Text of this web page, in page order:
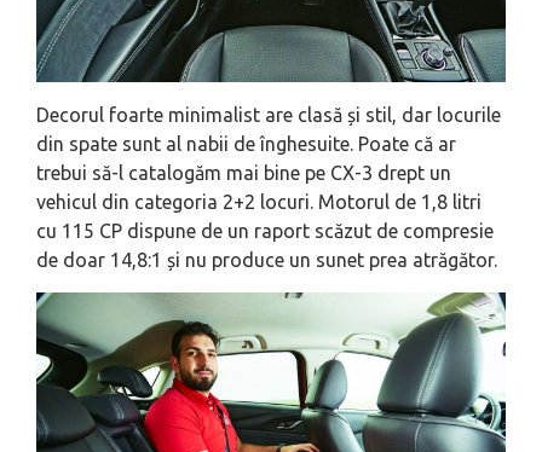
Decorul foarte minimalist are clasă și stil, dar locurile
din spate sunt al nabii de înghesuite. Poate că ar
trebui să-l catalogăm mai bine pe CX-3 drept un
vehicul din categoria 2+2 locuri. Motorul de 1,8 litri
cu 115 CP dispune de un raport scăzut de compresie
de doar 14,8:1 și nu produce un sunet prea atrăgător.